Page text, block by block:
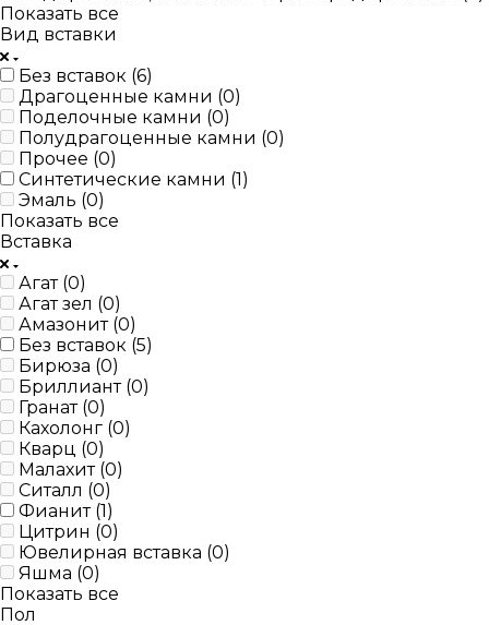
Показать все
Вид вставки
Без вставок (6)
Драгоценные камни (0)
Поделочные камни (0)
Полудрагоценные камни (0)
Прочее (0)
Синтетические камни (1)
Эмаль (0)
Показать все
Вставка
Агат (0)
Агат зел (0)
Амазонит (0)
Без вставок (5)
Бирюза (0)
Бриллиант (0)
Гранат (0)
Кахолонг (0)
Кварц (0)
Малахит (0)
Ситалл (0)
Фианит (1)
Цитрин (0)
Ювелирная вставка (0)
Яшма (0)
Показать все
Пол